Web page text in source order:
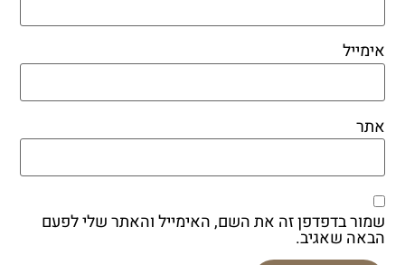
אימייל
אתר
שמור בדפדפן זה את השם, האימייל והאתר שלי לפעם
הבאה שאגיב.